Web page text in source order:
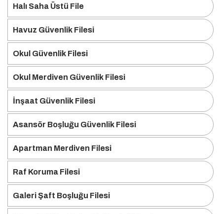
Halı Saha Üstü File
Havuz Güvenlik Filesi
Okul Güvenlik Filesi
Okul Merdiven Güvenlik Filesi
İnşaat Güvenlik Filesi
Asansör Boşluğu Güvenlik Filesi
Apartman Merdiven Filesi
Raf Koruma Filesi
Galeri Şaft Boşluğu Filesi